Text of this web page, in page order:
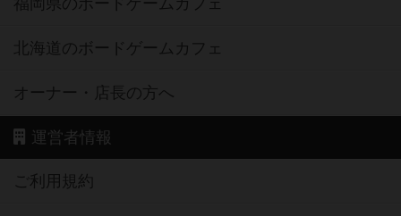
福岡県のボードゲームカフェ
北海道のボードゲームカフェ
オーナー・店長の方へ
運営者情報
ご利用規約